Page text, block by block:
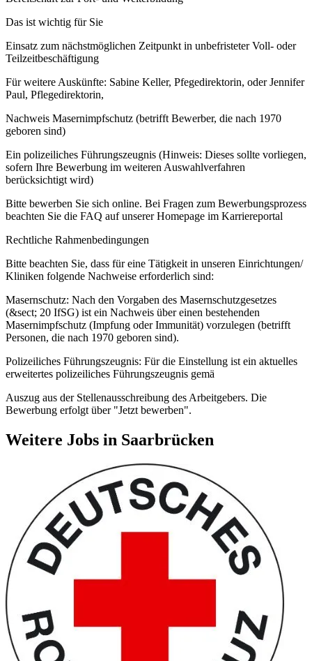
Das ist wichtig für Sie
Einsatz zum nächstmöglichen Zeitpunkt in unbefristeter Voll- oder
Teilzeitbeschäftigung
Für weitere Auskünfte: Sabine Keller, Pfegedirektorin, oder Jennifer
Paul, Pflegedirektorin,
Nachweis Masernimpfschutz (betrifft Bewerber, die nach 1970
geboren sind)
Ein polizeiliches Führungszeugnis (Hinweis: Dieses sollte vorliegen,
sofern Ihre Bewerbung im weiteren Auswahlverfahren
berücksichtigt wird)
Bitte bewerben Sie sich online. Bei Fragen zum Bewerbungsprozess
beachten Sie die FAQ auf unserer Homepage im Karriereportal
Rechtliche Rahmenbedingungen
Bitte beachten Sie, dass für eine Tätigkeit in unseren Einrichtungen/
Kliniken folgende Nachweise erforderlich sind:
Masernschutz: Nach den Vorgaben des Masernschutzgesetzes
(&sect; 20 IfSG) ist ein Nachweis über einen bestehenden
Masernimpfschutz (Impfung oder Immunität) vorzulegen (betrifft
Personen, die nach 1970 geboren sind).
Polizeiliches Führungszeugnis: Für die Einstellung ist ein aktuelles
erweitertes polizeiliches Führungszeugnis gemä
Auszug aus der Stellenausschreibung des Arbeitgebers. Die
Bewerbung erfolgt über "Jetzt bewerben".
Weitere Jobs in Saarbrücken